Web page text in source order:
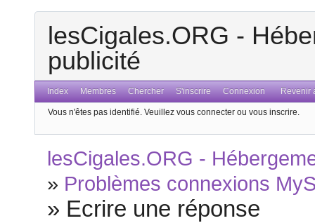
lesCigales.ORG -
publicité
Index Membres Chercher S'inscrire Connexion Revenir
Vous n'êtes pas identifié. Veuillez vous connecter ou vous inscrire.
lesCigales.ORG -
» Problèmes connexions
» Ecrire une réponse